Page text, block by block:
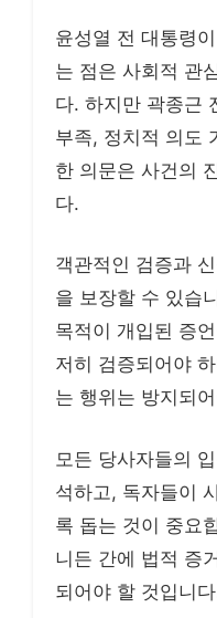
윤성열 전 대통령
는 점은 사회적 관
다. 하지만 곽종근
부족, 정치적 의도
한 의문은 사건의
다.
객관적인 검증과
을 보장할 수 있습
목적이 개입된 증
저히 검증되어야
는 행위는 방지되
모든 당사자들의
석하고, 독자들이
록 돕는 것이 중요
니든 간에 법적 증
되어야 할 것입니